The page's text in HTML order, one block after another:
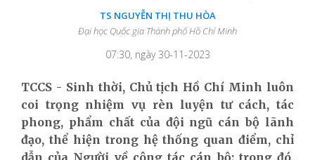
TS NGUYỄN THỊ THU HÒA
Đại học Quốc gia Thành phố Hồ Chí Minh
07:30, ngày 30-11-2023
TCCS - Sinh thời, Chủ tịch Hồ Chí Minh luôn
coi trọng nhiệm vụ rèn luyện tư cách, tác
phong, phẩm chất của đội ngũ cán bộ lãnh
đạo, thể hiện trong hệ thống quan điểm, chỉ
dẫn của Người về công tác cán bộ; trong đó,